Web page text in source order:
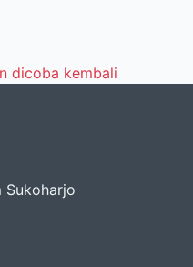
dicoba kembali
Sukoharjo